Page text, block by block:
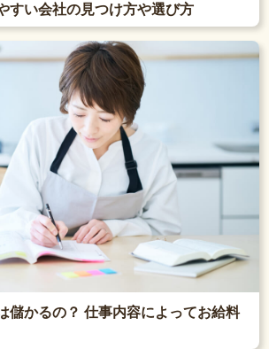
すい会社の見つけ方や選び方
儲かるの？ 仕事内容によってお給料